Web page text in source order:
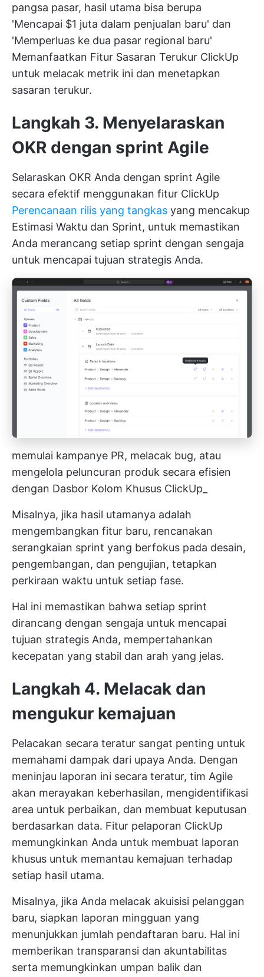
pangsa pasar, hasil utama bisa berupa
'Mencapai $1 juta dalam penjualan baru' dan
'Memperluas ke dua pasar regional baru'
Memanfaatkan Fitur Sasaran Terukur ClickUp
untuk melacak metrik ini dan menetapkan
sasaran terukur.
Langkah 3. Menyelaraskan
OKR dengan sprint Agile
Selaraskan OKR Anda dengan sprint Agile
secara efektif menggunakan fitur ClickUp
Perencanaan rilis yang tangkas yang mencakup
Estimasi Waktu dan Sprint, untuk memastikan
Anda merancang setiap sprint dengan sengaja
untuk mencapai tujuan strategis Anda.
memulai kampanye PR, melacak bug, atau
mengelola peluncuran produk secara efisien
dengan Dasbor Kolom Khusus ClickUp_
Misalnya, jika hasil utamanya adalah
mengembangkan fitur baru, rencanakan
serangkaian sprint yang berfokus pada desain,
pengembangan, dan pengujian, tetapkan
perkiraan waktu untuk setiap fase.
Hal ini memastikan bahwa setiap sprint
dirancang dengan sengaja untuk mencapai
tujuan strategis Anda, mempertahankan
kecepatan yang stabil dan arah yang jelas.
Langkah 4. Melacak dan
mengukur kemajuan
Pelacakan secara teratur sangat penting untuk
memahami dampak dari upaya Anda. Dengan
meninjau laporan ini secara teratur, tim Agile
akan merayakan keberhasilan, mengidentifikasi
area untuk perbaikan, dan membuat keputusan
berdasarkan data. Fitur pelaporan ClickUp
memungkinkan Anda untuk membuat laporan
khusus untuk memantau kemajuan terhadap
setiap hasil utama.
Misalnya, jika Anda melacak akuisisi pelanggan
baru, siapkan laporan mingguan yang
menunjukkan jumlah pendaftaran baru. Hal ini
memberikan transparansi dan akuntabilitas
serta memungkinkan umpan balik dan